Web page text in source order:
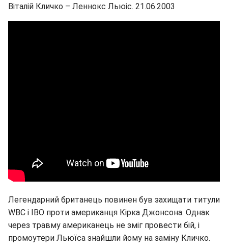
Віталій Кличко – Леннокс Льюіс. 21.06.2003
Легендарний британець повинен був захищати титули
WBC і IBO проти американця Кірка Джонсона. Однак
через травму американець не зміг провести бій, і
промоутери Льюїса знайшли йому на заміну Кличко.